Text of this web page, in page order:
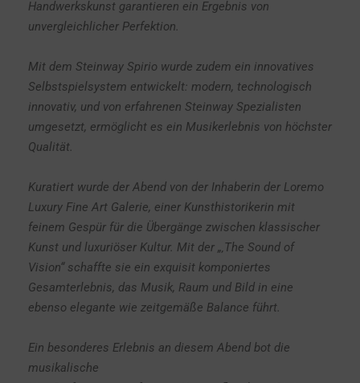
Handwerkskunst garantieren ein Ergebnis von
unvergleichlicher Perfektion.
Mit dem Steinway Spirio wurde zudem ein innovatives
Selbstspielsystem entwickelt: modern, technologisch
innovativ, und von erfahrenen Steinway Spezialisten
umgesetzt, ermöglicht es ein Musikerlebnis von höchster
Qualität.
Kuratiert wurde der Abend von der Inhaberin der Loremo
Luxury Fine Art Galerie, einer Kunsthistorikerin mit
feinem Gespür für die Übergänge zwischen klassischer
Kunst und luxuriöser Kultur. Mit der „‚The Sound of
Vision“ schaffte sie ein exquisit komponiertes
Gesamterlebnis, das Musik, Raum und Bild in eine
ebenso elegante wie zeitgemäße Balance führt.
Ein besonderes Erlebnis an diesem Abend bot die
musikalische